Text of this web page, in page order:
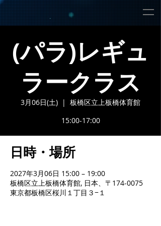
(パラ)レギュ
ラークラス
3月06日(土)
  |
板橋区立上板橋体育館
15:00-17:00
日時・場所
2027年3月06日 15:00 – 19:00
板橋区立上板橋体育館, 日本、〒174-0075
東京都板橋区桜川１丁目３−１